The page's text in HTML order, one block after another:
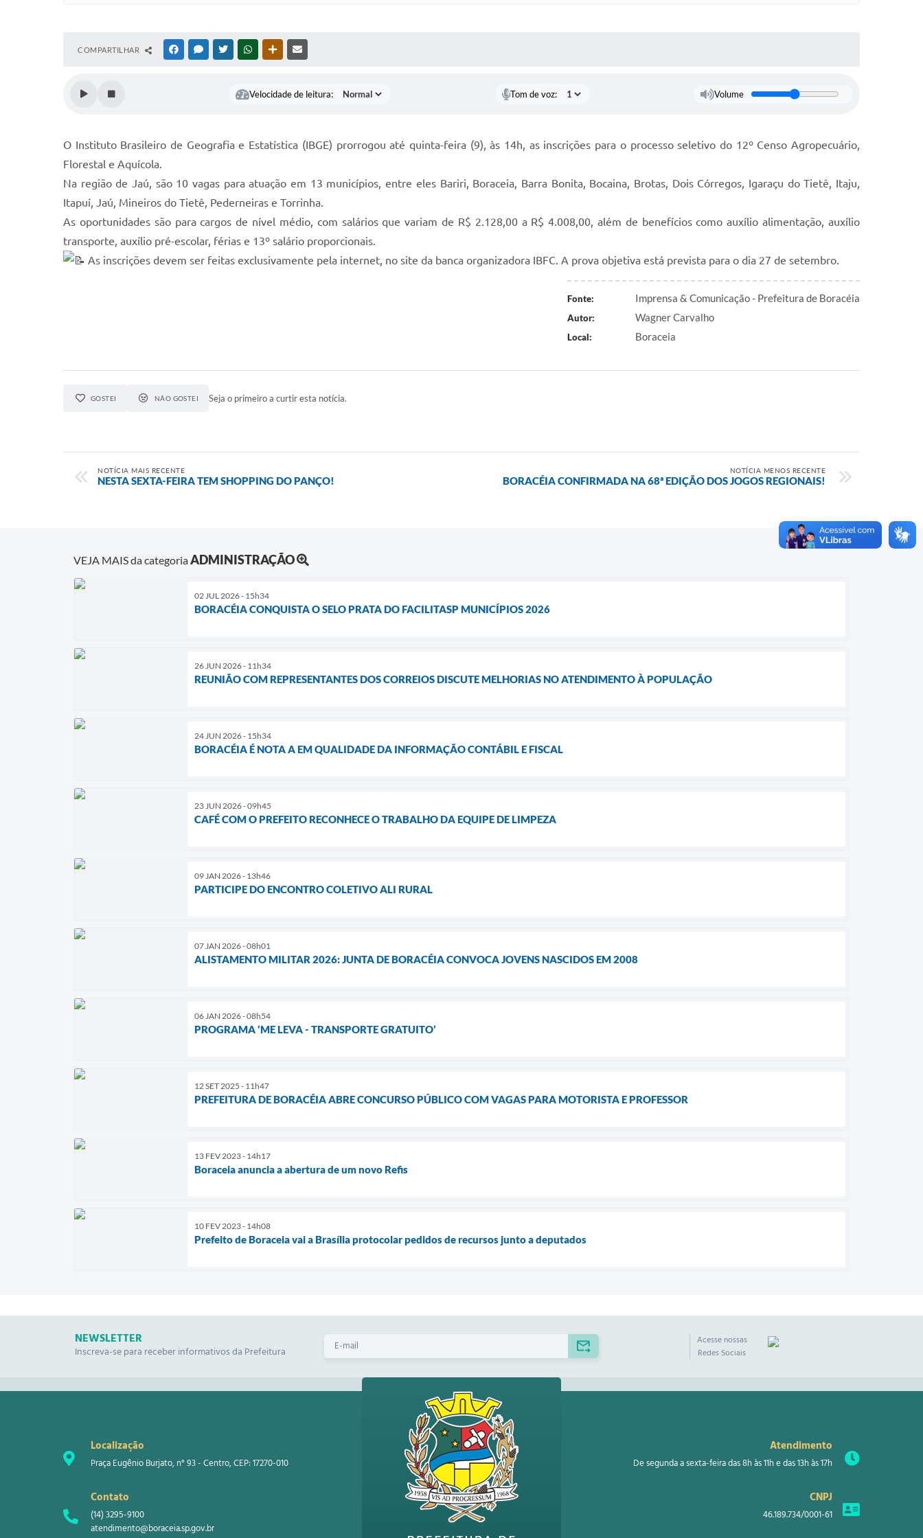
COMPARTILHAR FACEBOOKMESSENGER
TWITTERWHATSAPPOUTRAS MÍDIAS
Velocidade de leitura: Tom de voz: Volume
O Instituto Brasileiro de Geografia e Estatística (IBGE) prorrogou até quinta-feira (9), às 14h, as inscrições para o processo seletivo do 12º Censo Agropecuário,
Florestal e Aquícola.
Na região de Jaú, são 10 vagas para atuação em 13 municípios, entre eles Bariri, Boraceia, Barra Bonita, Bocaina, Brotas, Dois Córregos, Igaraçu do Tietê, Itaju,
Itapuí, Jaú, Mineiros do Tietê, Pederneiras e Torrinha.
As oportunidades são para cargos de nível médio, com salários que variam de R$ 2.128,00 a R$ 4.008,00, além de benefícios como auxílio alimentação, auxílio
transporte, auxílio pré-escolar, férias e 13º salário proporcionais.
As inscrições devem ser feitas exclusivamente pela internet, no site da banca organizadora IBFC. A prova objetiva está prevista para o dia 27 de setembro.
Fonte: Imprensa & Comunicação - Prefeitura de Boracéia
Autor: Wagner Carvalho
Local: Boraceia
GOSTEI NÃO GOSTEI Seja o primeiro a curtir esta notícia.
NOTÍCIA MAIS RECENTE
NESTA SEXTA-FEIRA TEM SHOPPING DO PANÇO!
NOTÍCIA MENOS RECENTE
BORACÉIA CONFIRMADA NA 68ª EDIÇÃO DOS JOGOS REGIONAIS!
VEJA MAIS da categoriaADMINISTRAÇÃO
02 JUL 2026 - 15h34
BORACÉIA CONQUISTA O SELO PRATA DO FACILITASP MUNICÍPIOS 2026
26 JUN 2026 - 11h34
REUNIÃO COM REPRESENTANTES DOS CORREIOS DISCUTE MELHORIAS NO ATENDIMENTO À POPULAÇÃO
24 JUN 2026 - 15h34
BORACÉIA É NOTA A EM QUALIDADE DA INFORMAÇÃO CONTÁBIL E FISCAL
23 JUN 2026 - 09h45
CAFÉ COM O PREFEITO RECONHECE O TRABALHO DA EQUIPE DE LIMPEZA
09 JAN 2026 - 13h46
PARTICIPE DO ENCONTRO COLETIVO ALI RURAL
07 JAN 2026 - 08h01
ALISTAMENTO MILITAR 2026: JUNTA DE BORACÉIA CONVOCA JOVENS NASCIDOS EM 2008
06 JAN 2026 - 08h54
PROGRAMA ‘ME LEVA - TRANSPORTE GRATUITO’
12 SET 2025 - 11h47
PREFEITURA DE BORACÉIA ABRE CONCURSO PÚBLICO COM VAGAS PARA MOTORISTA E PROFESSOR
13 FEV 2023 - 14h17
Boraceia anuncia a abertura de um novo Refis
10 FEV 2023 - 14h08
Prefeito de Boraceia vai a Brasília protocolar pedidos de recursos junto a deputados
NEWSLETTER
Inscreva-se para receber informativos da Prefeitura
Acesse nossas
Redes Sociais
Localização
Praça Eugênio Burjato, n° 93 - Centro, CEP: 17270-010
Contato
(14) 3295-9100
atendimento@boraceia.sp.gov.br
Atendimento
De segunda a sexta-feira das 8h às 11h e das 13h às 17h
CNPJ
46.189.734/0001-61